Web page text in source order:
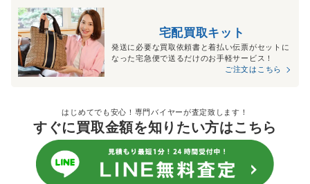
宅配買取キット
発送に必要な買取依頼書と着払い伝票がセットに
なった宅急便で送るだけのお手軽サービス！
ご注文はこちら
はじめてでも安心！専門バイヤーが査定致します！
すぐに買取金額を知りたい方はこちら